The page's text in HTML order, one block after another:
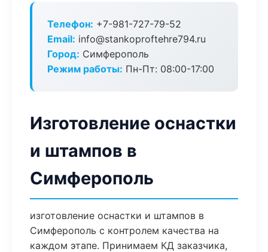
Телефон: +7-981-727-79-52
Email: info@stankoproftehre794.ru
Город: Симферополь
Режим работы: Пн-Пт: 08:00-17:00
Изготовление оснастки
и штампов в
Симферополь
изготовление оснастки и штампов в
Симферополь с контролем качества на
каждом этапе. Принимаем КД заказчика,